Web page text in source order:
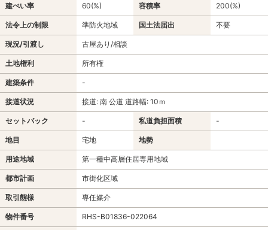
建ぺい率 60(%) 容積率 200(%)
法令上の制限 準防火地域 国土法届出 不要
現況/引渡し 古屋あり/相談
土地権利 所有権
建築条件 -
接道状況 接道: 南 公道 道路幅: 10ｍ
セットバック - 私道負担面積 -
地目 宅地 地勢
用途地域 第一種中高層住居専用地域
都市計画 市街化区域
取引態様 専任媒介
物件番号 RHS-B01836-022064